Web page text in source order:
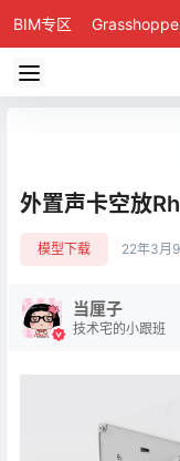
BIM专区
外置声卡空放
模型下载 22年3月9
当厘子
技术宅的小跟班